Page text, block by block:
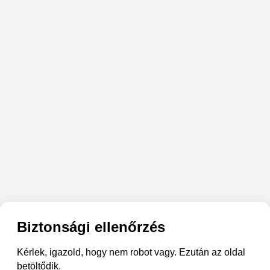
Biztonsági ellenőrzés
Kérlek, igazold, hogy nem robot vagy. Ezután az oldal
betöltődik.